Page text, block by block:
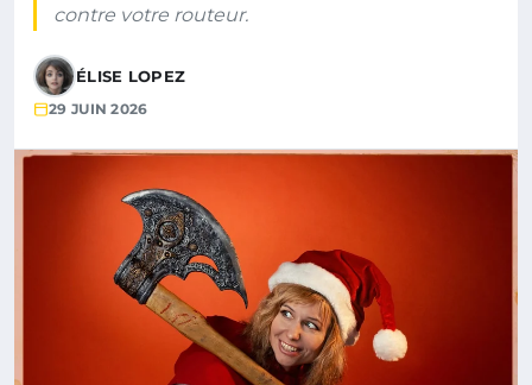
contre votre routeur.
ÉLISE LOPEZ
29 JUIN 2026